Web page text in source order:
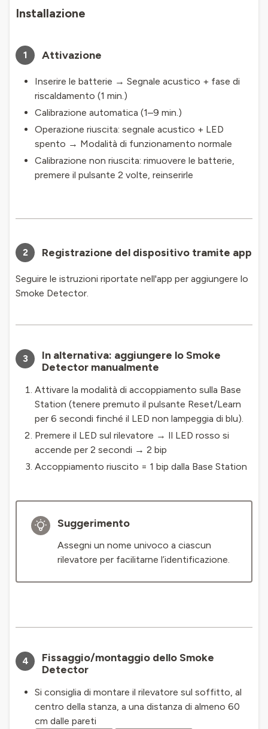
Installazione
1 Attivazione
Inserire le batterie → Segnale acustico + fase di
riscaldamento (1 min.)
Calibrazione automatica (1–9 min.)
Operazione riuscita: segnale acustico + LED
spento → Modalità di funzionamento normale
Calibrazione non riuscita: rimuovere le batterie,
premere il pulsante 2 volte, reinserirle
2 Registrazione del dispositivo tramite app
Seguire le istruzioni riportate nell'app per aggiungere lo
Smoke Detector.
3
In alternativa: aggiungere lo Smoke
Detector manualmente
Attivare la modalità di accoppiamento sulla Base
Station (tenere premuto il pulsante Reset/Learn
per 6 secondi finché il LED non lampeggia di blu).
Premere il LED sul rilevatore → Il LED rosso si
accende per 2 secondi → 2 bip
Accoppiamento riuscito = 1 bip dalla Base Station
Suggerimento
Assegni un nome univoco a ciascun
rilevatore per facilitarne l’identificazione.
4
Fissaggio/montaggio dello Smoke
Detector
Si consiglia di montare il rilevatore sul soffitto, al
centro della stanza, a una distanza di almeno 60
cm dalle pareti